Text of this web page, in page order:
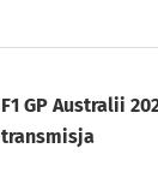
F1 GP Australii
transmisja